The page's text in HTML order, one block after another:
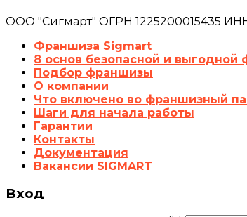
ООО "Сигмарт" ОГРН 1225200015435
Франшиза Sigmart
8 основ безопасной и выгодной
Подбор франшизы
О компании
Что включено во франшизный
Шаги для начала работы
Гарантии
Контакты
Документация
Вакансии SIGMART
Вход